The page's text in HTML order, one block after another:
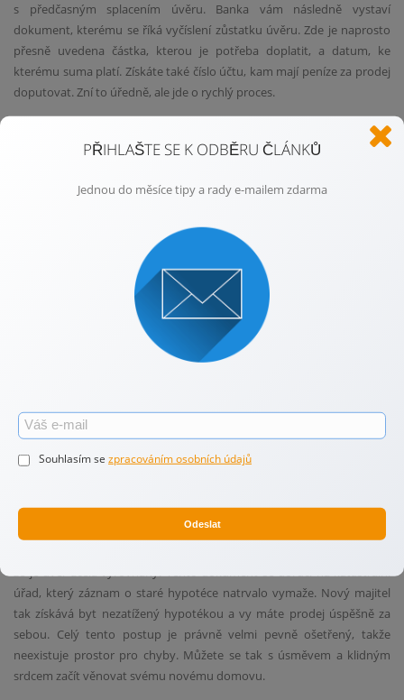
s předčasným splacením úvěru. Banka vám následně vystaví
dokument, kterému se říká vyčíslení zůstatku úvěru. Zde je naprosto
přesně uvedena částka, kterou je potřeba doplatit, a datum, ke
kterému suma platí. Získáte také číslo účtu, kam mají peníze za prodej
doputovat. Zní to úředně, ale jde o rychlý proces.
Správné načasování hraje v této fázi klíčovou roli, ale není třeba
panikařit. Vyčíslení má vždy svou omezenou platnost, obvykle to bývá
Přesně v tento moment oceníte pomoc profesionála, který na termíny
a nevznikly žádné prodlevy. Vy se tak nemusíte starat o kalendář a bát
se, že důležitý termín propásnete. Vše poběží jako po drátkách a vy
budete mít neustále dokonalý přehled.
Co se děje při převodu peněz a smazání zástavy
Přesouváme se do finále celého prodeje, které je maximálně bezpečné
Jakmile je na katastru zapsán nový majitel, peníze z úschovy se rozdělí.
Tím je váš závazek definitivně splacen. Zbylé finance z prodejní ceny se
A co se stane se zástavou v katastru? Jakmile vaše banka obdrží
že je úvěr zcela vyrovnaný. Tento dokument se doručí na katastrální
úřad, který záznam o staré hypotéce natrvalo vymaže. Nový majitel
tak získává byt nezatížený hypotékou a vy máte prodej úspěšně za
sebou. Celý tento postup je právně velmi pevně ošetřený, takže
neexistuje prostor pro chyby. Můžete se tak s úsměvem a klidným
srdcem začít věnovat svému novému domovu.
PŘIHLAŠTE SE K ODBĚRU ČLÁNKŮ
Jednou do měsíce tipy a rady e-mailem zdarma
Souhlasím se zpracováním osobních údajů
Odeslat